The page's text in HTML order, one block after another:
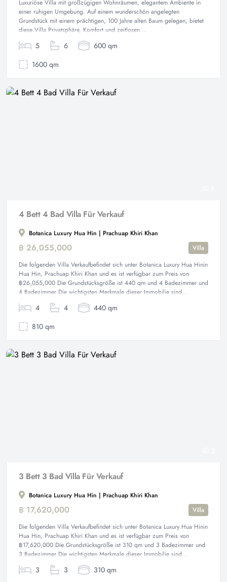
Luxuriöse Villa mit großzügigen Wohnräumen, elegantem Ambiente in
einer ruhigen Umgebung. Auf einem wunderschön angelegten
Grundstück mit einem prächtigen, 100 Jahre alten Baum gelegen, bietet
diese Villa Privatsphäre, Komfort und zeitlosen...
5 6
600 qm
1600 qm
4 Bett 4 Bad Villa Für Verkauf
Botanica Luxury Hua Hin | Prachuap Khiri Khan
฿ 26,055,000
Villa
Die folgenden Villa Verkaufbefindet sich unter Botanica Luxury Hua Hinin
Hua Hin, Prachuap Khiri Khan und es ist verfügbar zum Preis von
฿26,055,000 Die Grundstücksgröße ist 440 qm und 4 Badezimmer und
4 Badezimmer Die wichtigsten Merkmale dieser Immobilie sind...
4 4
440 qm
810 qm
3 Bett 3 Bad Villa Für Verkauf
Botanica Luxury Hua Hin | Prachuap Khiri Khan
฿ 17,620,000
Villa
Die folgenden Villa Verkaufbefindet sich unter Botanica Luxury Hua Hinin
Hua Hin, Prachuap Khiri Khan und es ist verfügbar zum Preis von
฿17,620,000 Die Grundstücksgröße ist 310 qm und 3 Badezimmer und
3 Badezimmer Die wichtigsten Merkmale dieser Immobilie sind...
3 3 310 qm